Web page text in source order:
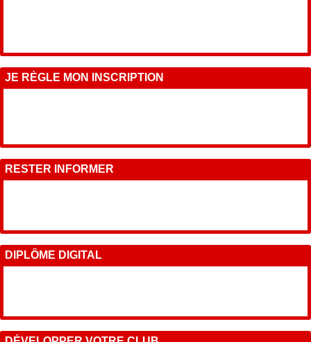
JE RÈGLE MON INSCRIPTION
RESTER INFORMER
DIPLÔME DIGITAL